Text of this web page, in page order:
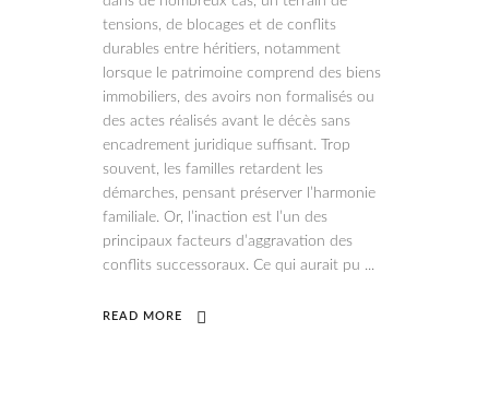
tensions, de blocages et de conflits
durables entre héritiers, notamment
lorsque le patrimoine comprend des biens
immobiliers, des avoirs non formalisés ou
des actes réalisés avant le décès sans
encadrement juridique suffisant. Trop
souvent, les familles retardent les
démarches, pensant préserver l’harmonie
familiale. Or, l’inaction est l’un des
principaux facteurs d’aggravation des
conflits successoraux. Ce qui aurait pu
READ MORE